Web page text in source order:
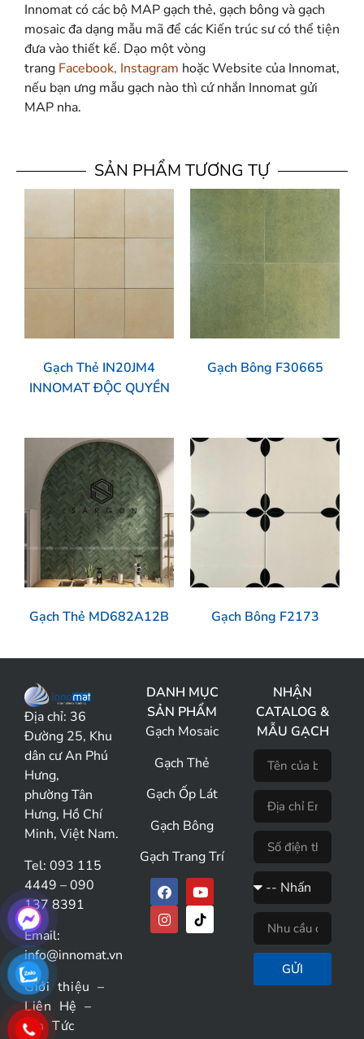
Innomat có các bộ MAP gạch thẻ, gạch bông và gạch
mosaic đa dạng mẫu mã để các Kiến trúc sư có thể tiện
đưa vào thiết kế. Dạo một vòng
trang Facebook, Instagram hoặc Website của Innomat,
nếu bạn ưng mẫu gạch nào thì cứ nhắn Innomat gửi
MAP nha.
SẢN PHẨM TƯƠNG TỰ
Gạch Thẻ IN20JM4
INNOMAT ĐỘC QUYỀN
Gạch Bông F30665
Gạch Thẻ MD682A12B Gạch Bông F2173
Địa chỉ: 36
Đường 25, Khu
dân cư An Phú
Hưng,
phường Tân
Hưng, Hồ Chí
Minh, Việt Nam.
Tel: 093 115
4449 – 090
137 8391
Email:
info@innomat.vn
Giới thiệu –
Liên Hệ –
Tin Tức
DANH MỤC
SẢN PHẨM
Gạch Mosaic
Gạch Thẻ
Gạch Ốp Lát
Gạch Bông
Gạch Trang Trí
NHẬN
CATALOG &
MẪU GẠCH
GỬI